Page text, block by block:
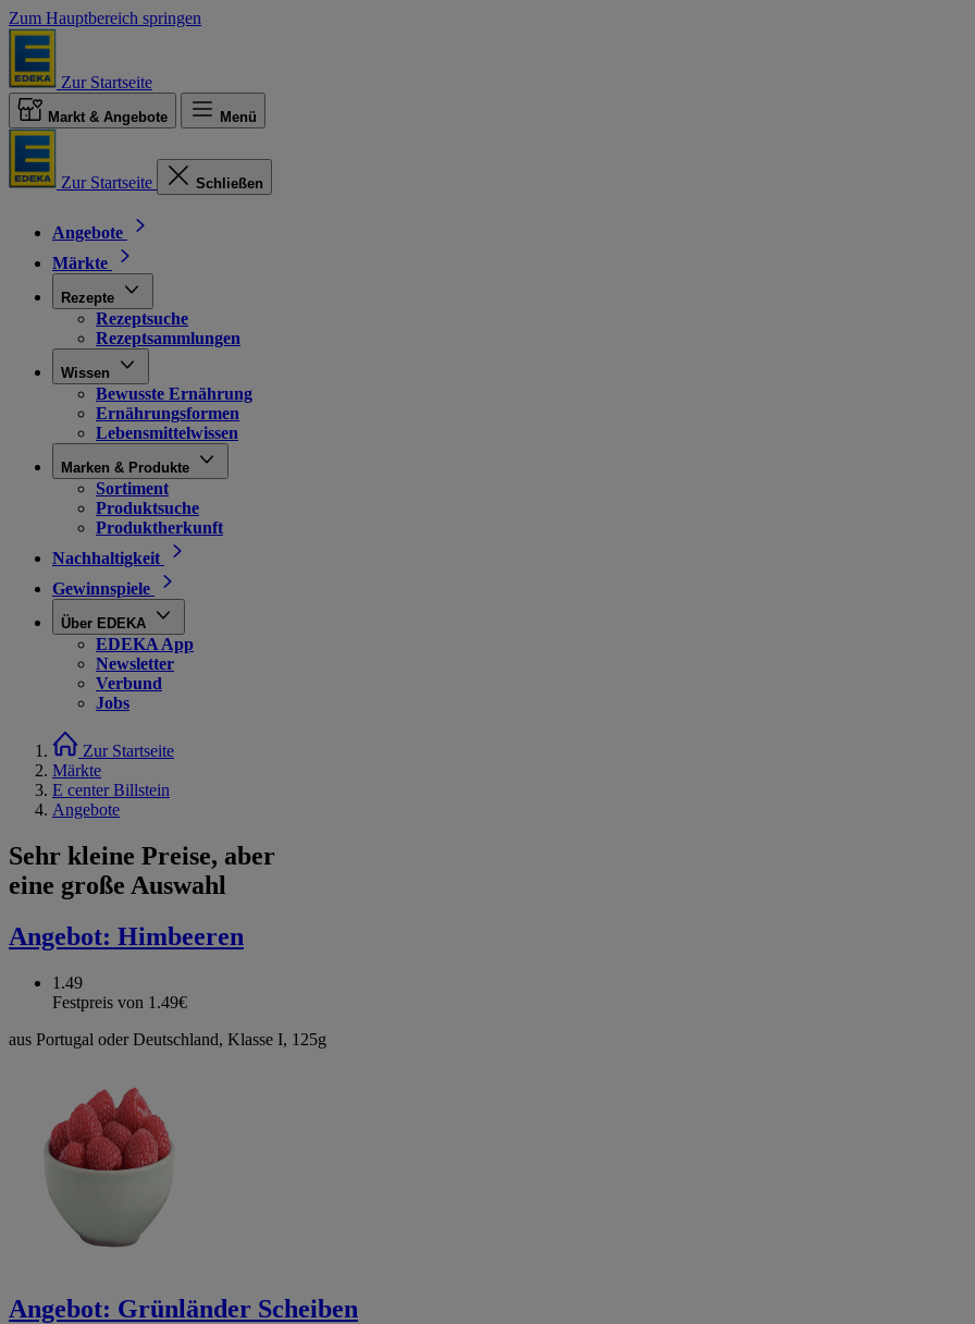
Zum Hauptbereich springen
Zur Startseite
Markt & Angebote Menü
Zur Startseite Schließen
Angebote
Märkte
Rezepte
Rezeptsuche
Rezeptsammlungen
Wissen
Bewusste Ernährung
Ernährungsformen
Lebensmittelwissen
Marken & Produkte
Sortiment
Produktsuche
Produktherkunft
Nachhaltigkeit
Gewinnspiele
Über EDEKA
EDEKA App
Newsletter
Verbund
Jobs
Zur Startseite
Märkte
E center Billstein
Angebote
Sehr kleine Preise, aber
eine große Auswahl
Angebot: Himbeeren
1.49
Festpreis von 1.49€
aus Portugal oder Deutschland, Klasse I, 125g
Angebot: Grünländer Scheiben